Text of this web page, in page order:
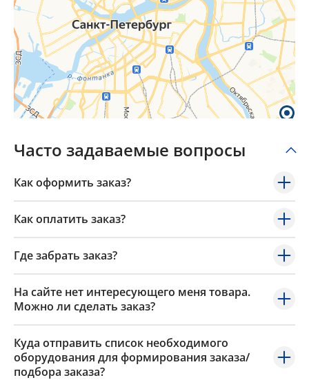
Часто задаваемые вопросы
Как оформить заказ?
Как оплатить заказ?
Где забрать заказ?
На сайте нет интересующего меня товара.
Можно ли сделать заказ?
Куда отправить список необходимого
оборудования для формирования заказа/
подбора заказа?
Popup Title
×
Popup Content